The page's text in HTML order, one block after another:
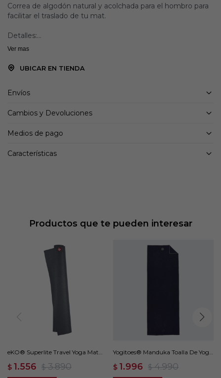
Correa de algodón natural y acolchada para el hombro para
facilitar el traslado de tu mat.
Detalles:
Correa de hombro acolchada
Embalajes de productos de papel reciclado
Ver mas
UBICAR EN TIENDA
Envíos
Cambios y Devoluciones
Medios de pago
Características
Productos que te pueden interesar
eKO® Superlite Travel Yoga Mat
$ 1.556 $ 3.890
Yogitoes® Manduka Toalla De Yoga
$ 1.996 $ 4.990